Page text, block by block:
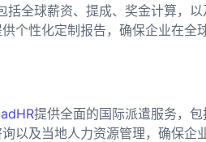
括全球薪资、提成、奖金计算，
个性化定制报告，确保企业在全
提供全面的国际派遣服务，
以及当地人力资源管理，确保企